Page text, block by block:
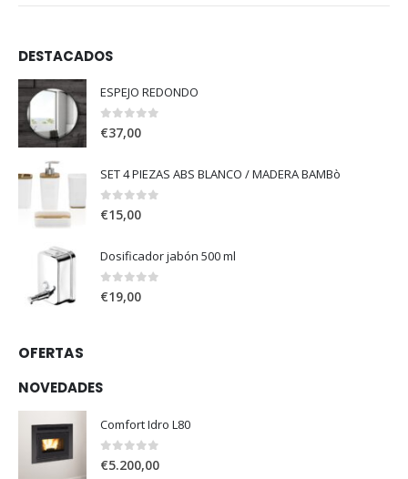
DESTACADOS
ESPEJO REDONDO
0out of 5
€37,00
SET 4 PIEZAS ABS BLANCO / MADERA BAMBò
0 out of 5
€15,00
Dosificador jabón 500 ml
0 out of 5
€19,00
OFERTAS
NOVEDADES
Comfort Idro L80
0out of 5
€5.200,00